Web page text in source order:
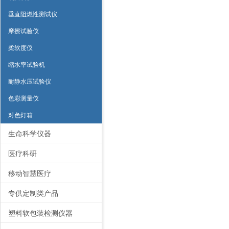
垂直阻燃性测试仪
摩擦试验仪
柔软度仪
缩水率试验机
耐静水压试验仪
色彩测量仪
对色灯箱
生命科学仪器
医疗科研
移动智慧医疗
专供定制类产品
塑料软包装检测仪器